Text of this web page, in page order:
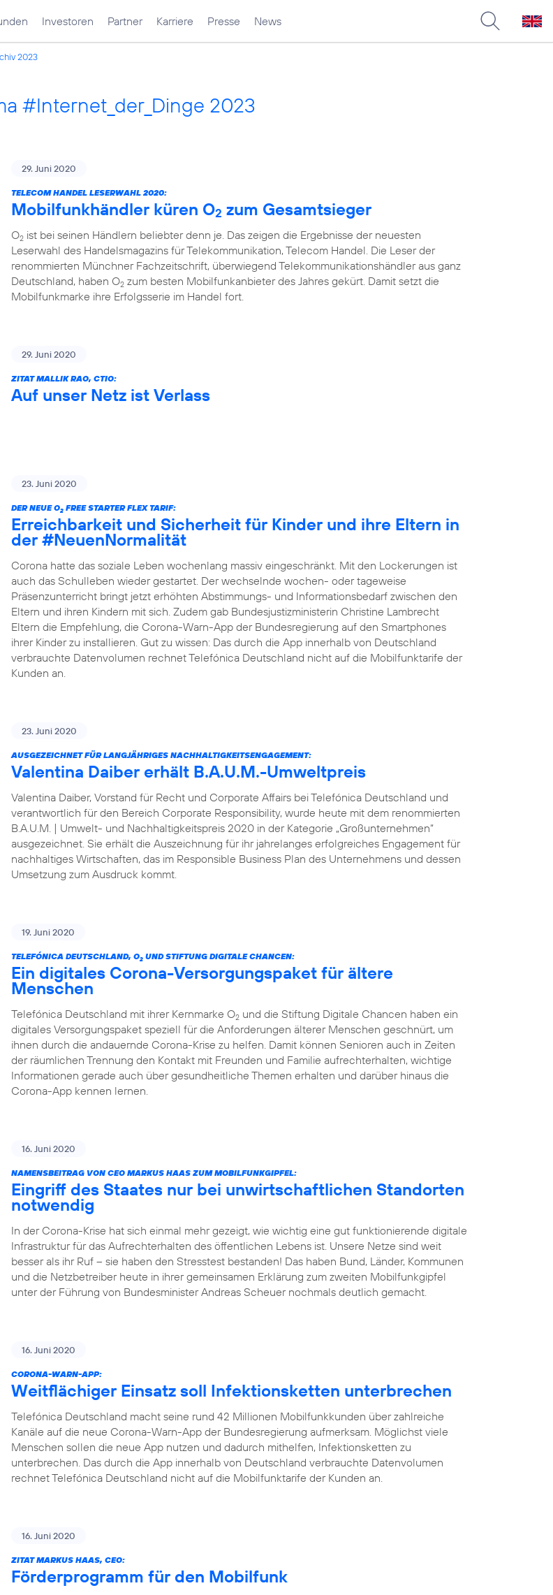
Investoren Partner Karriere Presse News
2023
#Internet_der_Dinge 2023
29. Juni 2020
TELECOM HANDEL LESERWAHL 2020:
Mobilfunkhändler küren O2 zum Gesamtsieger
O2 ist bei seinen Händlern beliebter denn je. Das zeigen die Ergebnisse der neuesten
Leserwahl des Handelsmagazins für Telekommunikation, Telecom Handel. Die Leser der
renommierten Münchner Fachzeitschrift, überwiegend Telekommunikationshändler aus ganz
Deutschland, haben O2 zum besten Mobilfunkanbieter des Jahres gekürt. Damit setzt die
Mobilfunkmarke ihre Erfolgsserie im Handel fort.
29. Juni 2020
ZITAT MALLIK RAO, CTIO:
Auf unser Netz ist Verlass
23. Juni 2020
DER NEUE O2 FREE STARTER FLEX TARIF:
Erreichbarkeit und Sicherheit für Kinder und ihre Eltern in
der #NeuenNormalität
Corona hatte das soziale Leben wochenlang massiv eingeschränkt. Mit den Lockerungen ist
auch das Schulleben wieder gestartet. Der wechselnde wochen- oder tageweise
Präsenzunterricht bringt jetzt erhöhten Abstimmungs- und Informationsbedarf zwischen den
Eltern und ihren Kindern mit sich. Zudem gab Bundesjustizministerin Christine Lambrecht
Eltern die Empfehlung, die Corona-Warn-App der Bundesregierung auf den Smartphones
ihrer Kinder zu installieren. Gut zu wissen: Das durch die App innerhalb von Deutschland
verbrauchte Datenvolumen rechnet Telefónica Deutschland nicht auf die Mobilfunktarife der
Kunden an.
23. Juni 2020
AUSGEZEICHNET FÜR LANGJÄHRIGES NACHHALTIGKEITSENGAGEMENT:
Valentina Daiber erhält B.A.U.M.-Umweltpreis
Valentina Daiber, Vorstand für Recht und Corporate Affairs bei Telefónica Deutschland und
verantwortlich für den Bereich Corporate Responsibility, wurde heute mit dem renommierten
B.A.U.M. | Umwelt- und Nachhaltigkeitspreis 2020 in der Kategorie „Großunternehmen“
ausgezeichnet. Sie erhält die Auszeichnung für ihr jahrelanges erfolgreiches Engagement für
nachhaltiges Wirtschaften, das im Responsible Business Plan des Unternehmens und dessen
Umsetzung zum Ausdruck kommt.
19. Juni 2020
TELEFÓNICA DEUTSCHLAND, O2 UND STIFTUNG DIGITALE CHANCEN:
Ein digitales Corona-Versorgungspaket für ältere
Menschen
Telefónica Deutschland mit ihrer Kernmarke O2 und die Stiftung Digitale Chancen haben ein
digitales Versorgungspaket speziell für die Anforderungen älterer Menschen geschnürt, um
ihnen durch die andauernde Corona-Krise zu helfen. Damit können Senioren auch in Zeiten
der räumlichen Trennung den Kontakt mit Freunden und Familie aufrechterhalten, wichtige
Informationen gerade auch über gesundheitliche Themen erhalten und darüber hinaus die
Corona-App kennen lernen.
16. Juni 2020
NAMENSBEITRAG VON CEO MARKUS HAAS ZUM MOBILFUNKGIPFEL:
Eingriff des Staates nur bei unwirtschaftlichen Standorten
notwendig
In der Corona-Krise hat sich einmal mehr gezeigt, wie wichtig eine gut funktionierende digitale
Infrastruktur für das Aufrechterhalten des öffentlichen Lebens ist. Unsere Netze sind weit
besser als ihr Ruf – sie haben den Stresstest bestanden! Das haben Bund, Länder, Kommunen
und die Netzbetreiber heute in ihrer gemeinsamen Erklärung zum zweiten Mobilfunkgipfel
unter der Führung von Bundesminister Andreas Scheuer nochmals deutlich gemacht.
16. Juni 2020
CORONA-WARN-APP:
Weitflächiger Einsatz soll Infektionsketten unterbrechen
Telefónica Deutschland macht seine rund 42 Millionen Mobilfunkkunden über zahlreiche
Kanäle auf die neue Corona-Warn-App der Bundesregierung aufmerksam. Möglichst viele
Menschen sollen die neue App nutzen und dadurch mithelfen, Infektionsketten zu
unterbrechen. Das durch die App innerhalb von Deutschland verbrauchte Datenvolumen
rechnet Telefónica Deutschland nicht auf die Mobilfunktarife der Kunden an.
16. Juni 2020
ZITAT MARKUS HAAS, CEO:
Förderprogramm für den Mobilfunk